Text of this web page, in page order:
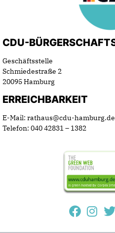
CDU-
Geschäftsstelle
Schmiedestraße 2
20095 Hamburg
ERREICHBARKEIT
E-Mail: rathaus@cdu-hamburg.de
Telefon: 040 42831 – 1382